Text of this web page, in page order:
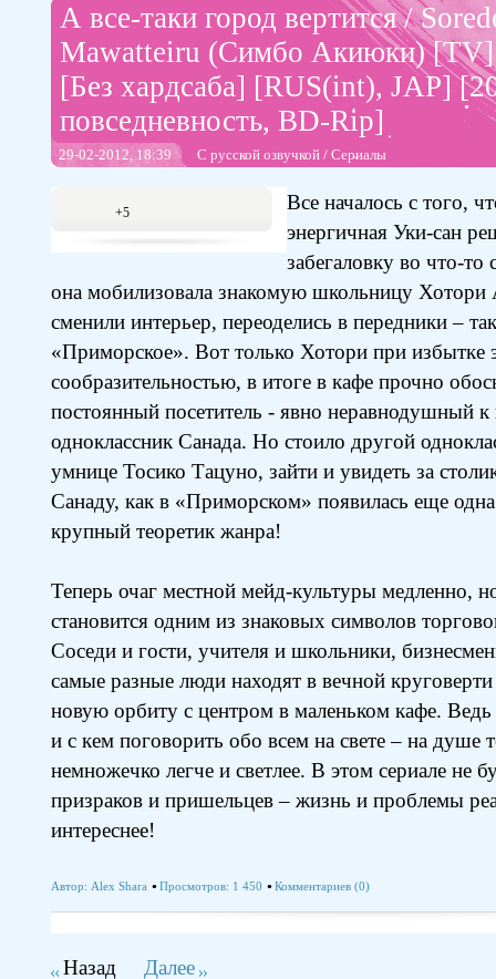
А все-таки город вертится /
Mawatteiru (Симбо Акиюки) [TV]
[Без хардсаба] [RUS(int), JAP]
повседневность, BD-Rip]
29-02-2012, 18:39 С русской озвучкой / Сериалы
+5
Все началось с того,
энергичная Уки-сан
забегаловку во что-
она мобилизовала знакомую школьницу
сменили интерьер, переоделись в передники –
«Приморское». Вот только Хотори при избытке
сообразительностью, в итоге в кафе прочно
постоянный посетитель - явно неравнодушный к
одноклассник Санада. Но стоило другой
умнице Тосико Тацуно, зайти и увидеть за
Санаду, как в «Приморском» появилась еще
крупный теоретик жанра!
Теперь очаг местной мейд-культуры медленно,
становится одним из знаковых символов
Соседи и гости, учителя и школьники,
самые разные люди находят в вечной
новую орбиту с центром в маленьком кафе. Ведь
и с кем поговорить обо всем на свете – на душе
немножечко легче и светлее. В этом сериале не
призраков и пришельцев – жизнь и проблемы
интереснее!
Автор: Alex Shara Просмотров: 1 450 Комментариев (0)
Назад Далее